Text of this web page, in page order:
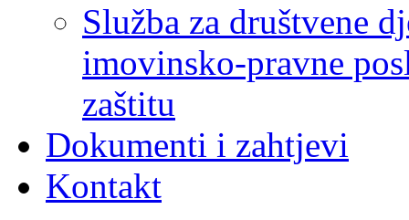
Služba za društvene
imovinsko-pravne
zaštitu
Dokumenti i zahtjevi
Kontakt